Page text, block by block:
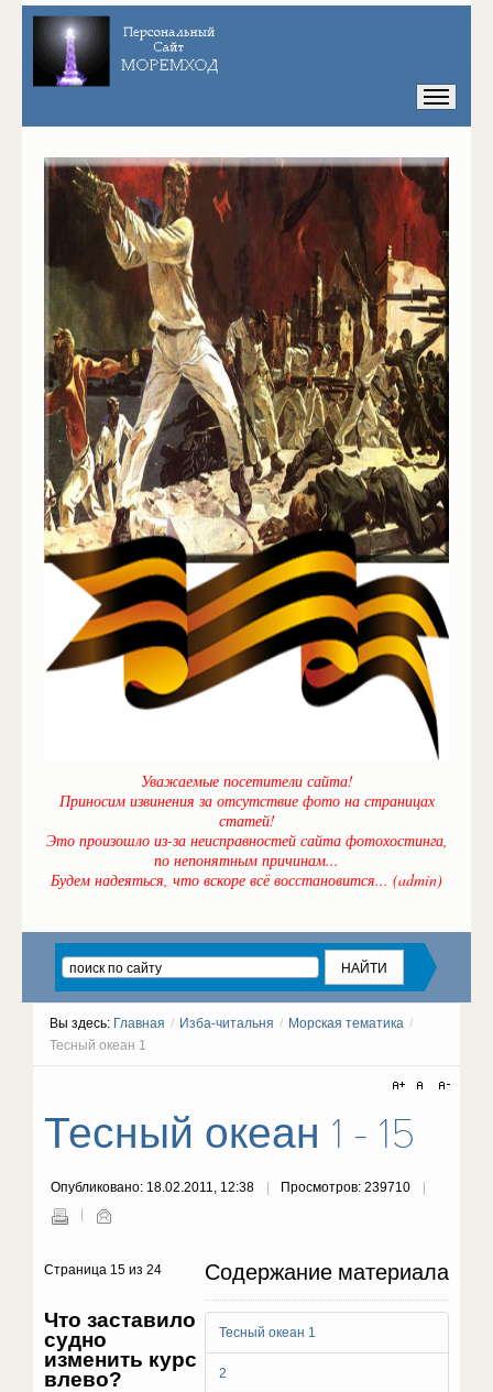
Уважаемые посетители сайта!
Приносим извинения за отсутствие фото на страницах
статей!
Это произошло из-за неисправностей сайта фотохостинга,
по непонятным причинам...
Будем надеяться, что вскоре всё восстановится... (admin)
Вы здесь: Главная / Изба-читальня / Морская тематика /
Тесный океан 1
Тесный океан 1 - 15
Опубликовано: 18.02.2011, 12:38 Просмотров: 239710
Содержание материала
Тесный океан 1
2
Страница 15 из 24
Что заставило
судно
изменить курс
влево?